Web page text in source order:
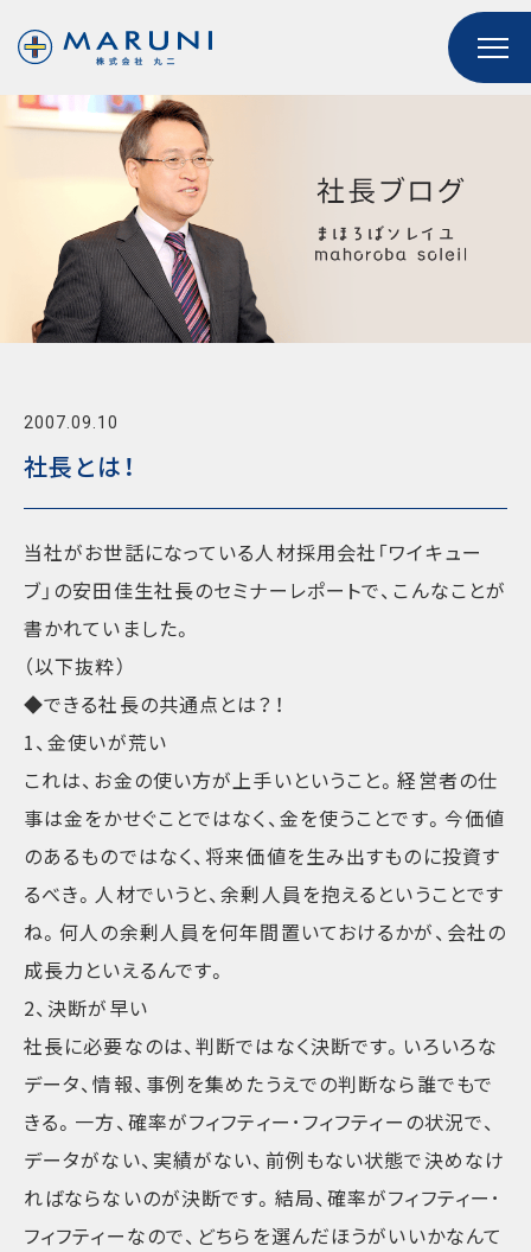
2007.09.10
社長とは！
当社がお世話になっている人材採用会社「ワイキュー
ブ」の安田佳生社長のセミナーレポートで、こんなことが
書かれていました。
（以下抜粋）
◆できる社長の共通点とは？！
1、金使いが荒い
これは、お金の使い方が上手いということ。経営者の仕
事は金をかせぐことではなく、金を使うことです。今価値
のあるものではなく、将来価値を生み出すものに投資す
るべき。人材でいうと、余剰人員を抱えるということです
ね。何人の余剰人員を何年間置いておけるかが、会社の
成長力といえるんです。
2、決断が早い
社長に必要なのは、判断ではなく決断です。いろいろな
データ、情報、事例を集めたうえでの判断なら誰でもで
きる。一方、確率がフィフティー･フィフティーの状況で、
データがない、実績がない、前例もない状態で決めなけ
ればならないのが決断です。結局、確率がフィフティー･
フィフティーなので、どちらを選んだほうがいいかなんて